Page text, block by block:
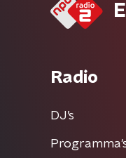
Radio
DJ’s